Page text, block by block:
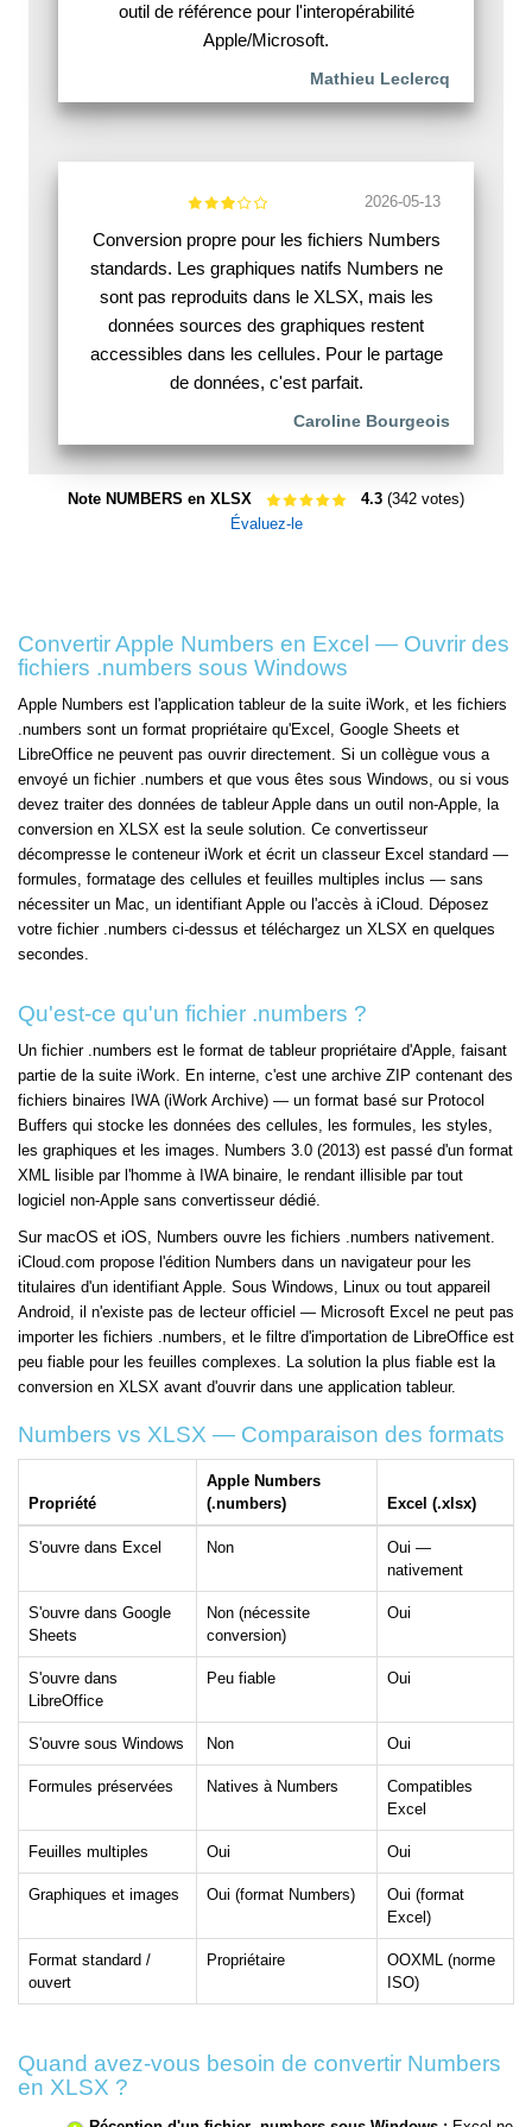
outil de référence pour l'interopérabilité
Apple/Microsoft.
Mathieu Leclercq
2026-05-13
Conversion propre pour les fichiers Numbers
standards. Les graphiques natifs Numbers ne
sont pas reproduits dans le XLSX, mais les
données sources des graphiques restent
accessibles dans les cellules. Pour le partage
de données, c'est parfait.
Caroline Bourgeois
Note NUMBERS en XLSX 4.3 (342 votes)
Évaluez-le
Convertir Apple Numbers en Excel — Ouvrir des
fichiers .numbers sous Windows
Apple Numbers est l'application tableur de la suite iWork, et les fichiers
.numbers sont un format propriétaire qu'Excel, Google Sheets et
LibreOffice ne peuvent pas ouvrir directement. Si un collègue vous a
envoyé un fichier .numbers et que vous êtes sous Windows, ou si vous
devez traiter des données de tableur Apple dans un outil non-Apple, la
conversion en XLSX est la seule solution. Ce convertisseur
décompresse le conteneur iWork et écrit un classeur Excel standard —
formules, formatage des cellules et feuilles multiples inclus — sans
nécessiter un Mac, un identifiant Apple ou l'accès à iCloud. Déposez
votre fichier .numbers ci-dessus et téléchargez un XLSX en quelques
secondes.
Qu'est-ce qu'un fichier .numbers ?
Un fichier .numbers est le format de tableur propriétaire d'Apple, faisant
partie de la suite iWork. En interne, c'est une archive ZIP contenant des
fichiers binaires IWA (iWork Archive) — un format basé sur Protocol
Buffers qui stocke les données des cellules, les formules, les styles,
les graphiques et les images. Numbers 3.0 (2013) est passé d'un format
XML lisible par l'homme à IWA binaire, le rendant illisible par tout
logiciel non-Apple sans convertisseur dédié.
Sur macOS et iOS, Numbers ouvre les fichiers .numbers nativement.
iCloud.com propose l'édition Numbers dans un navigateur pour les
titulaires d'un identifiant Apple. Sous Windows, Linux ou tout appareil
Android, il n'existe pas de lecteur officiel — Microsoft Excel ne peut pas
importer les fichiers .numbers, et le filtre d'importation de LibreOffice est
peu fiable pour les feuilles complexes. La solution la plus fiable est la
conversion en XLSX avant d'ouvrir dans une application tableur.
Numbers vs XLSX — Comparaison des formats
Propriété
Apple Numbers
(.numbers)
Excel (.xlsx)
S'ouvre dans Excel Non
Oui —
nativement
S'ouvre dans Google
Sheets
Non (nécessite
conversion)
Oui
S'ouvre dans
LibreOffice
Peu fiable Oui
S'ouvre sous Windows Non Oui
Formules préservées Natives à Numbers
Compatibles
Excel
Feuilles multiples Oui Oui
Graphiques et images Oui (format Numbers)
Oui (format
Excel)
Format standard /
ouvert
Propriétaire
OOXML (norme
ISO)
Quand avez-vous besoin de convertir Numbers
en XLSX ?